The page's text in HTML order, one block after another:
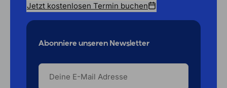
Jetzt kostenlosen Termin buchen
Abonniere unseren Newsletter
DEINE
MAIL